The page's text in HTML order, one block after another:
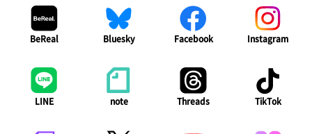
BeReal Bluesky Facebook Instagram
LINE note Threads TikTok